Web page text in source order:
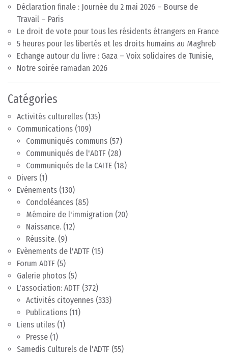
Déclaration finale : Journée du 2 mai 2026 – Bourse de
Travail – Paris
Le droit de vote pour tous les résidents étrangers en France
5 heures pour les libertés et les droits humains au Maghreb
Echange autour du livre : Gaza – Voix solidaires de Tunisie,
Notre soirée ramadan 2026
Catégories
Activités culturelles (135)
Communications (109)
Communiqués communs (57)
Communiqués de l'ADTF (28)
Communiqués de la CAITE (18)
Divers (1)
Evénements (130)
Condoléances (85)
Mémoire de l'immigration (20)
Naissance. (12)
Réussite. (9)
Evènements de l'ADTF (15)
Forum ADTF (5)
Galerie photos (5)
L'association: ADTF (372)
Activités citoyennes (333)
Publications (11)
Liens utiles (1)
Presse (1)
Samedis Culturels de l'ADTF (55)